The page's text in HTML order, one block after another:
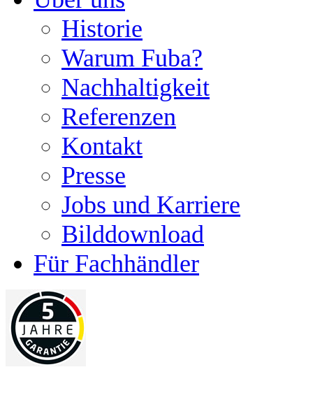
Historie
Warum Fuba?
Nachhaltigkeit
Referenzen
Kontakt
Presse
Jobs und Karriere
Bilddownload
Für Fachhändler